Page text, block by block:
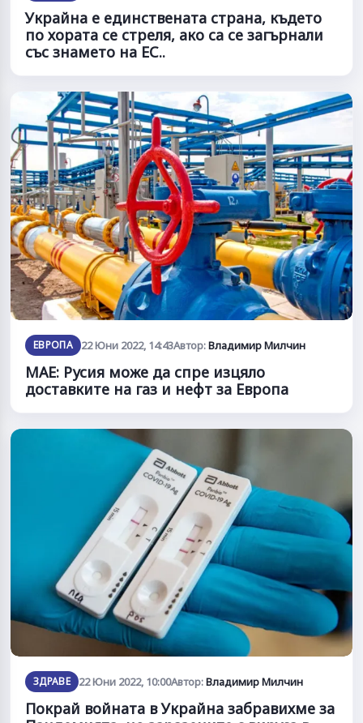
Украйна е единствената страна, където
по хората се стреля, ако са се загърнали
със знамето на ЕС..
ЕВРОПА 22 Юни 2022, 14:43Автор:Владимир Милчин
МАЕ: Русия може да спре изцяло
доставките на газ и нефт за Европа
ЗДРАВЕ 22 Юни 2022, 10:00Автор:Владимир Милчин
Покрай войната в Украйна забравихме за